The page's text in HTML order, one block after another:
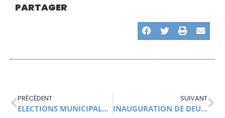
PARTAGER
PRÉCÉDENT
ELECTIONS MUNICIPALES : PUBLICATION LÉGALE
SUIVANT
INAUGURATION DE DEUX COMPOSTEURS COLLECTIFS SUPPLÉMENTAIRES